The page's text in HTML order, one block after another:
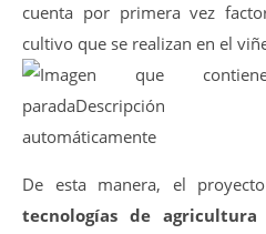
cuenta por primera vez
cultivo que se realizan en el
De esta manera, el
tecnologías de